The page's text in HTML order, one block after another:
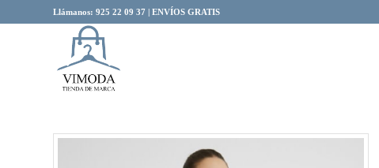
Llámanos: 925 22 09 37 | ENVÍOS GRATIS